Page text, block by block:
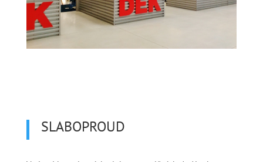
SLABOPROUD